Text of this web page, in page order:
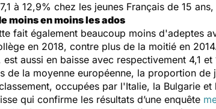
à 12,9% chez les jeunes Français de 15
moins en moins les ados
fait également beaucoup moins d'adeptes
en 2018, contre plus de la moitié en
aussi en baisse avec respectivement 4,1
de la moyenne européenne, la proportion
occupées par l'Italie, la Bulgarie et
qui confirme les résultats d’une enquête